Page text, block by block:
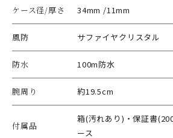
ケース径/厚さ 34mm /11mm
風防 サファイヤクリスタル
防水 100m防水
腕周り 約19.5cm
付属品
箱(汚れあり)・保証書
ース